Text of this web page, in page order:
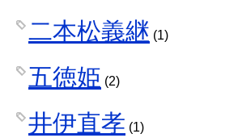
二本松義継 (1)
五徳姫 (2)
井伊直孝 (1)